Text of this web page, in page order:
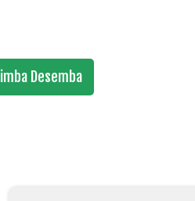
Desemba